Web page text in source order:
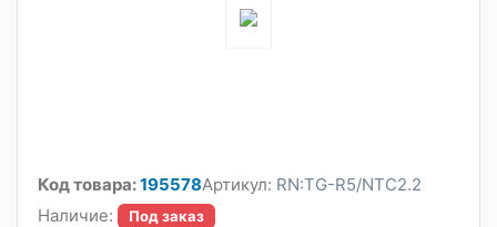
Код товара:195578Артикул: RN:TG-R5/NTC2.2
Наличие:
Под заказ